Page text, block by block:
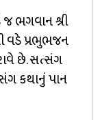
ભગવાન શ્રી
વડે પ્રભુભજન
છે. સત્સંગ
કથાનું પાન